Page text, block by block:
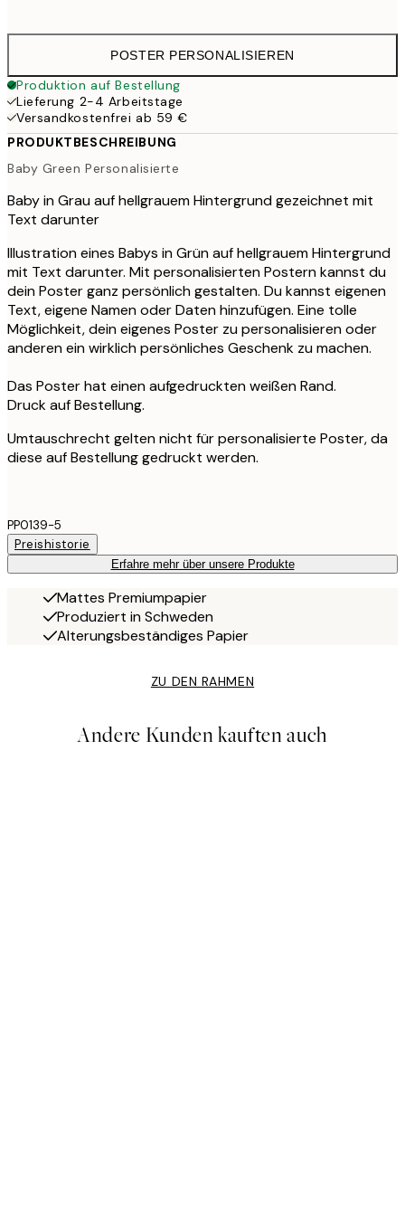
POSTER PERSONALISIEREN
Produktion auf Bestellung
Lieferung 2-4 Arbeitstage
Versandkostenfrei ab 59 €
PRODUKTBESCHREIBUNG
Baby Green Personalisierte
Baby in Grau auf hellgrauem Hintergrund gezeichnet mit
Text darunter
Illustration eines Babys in Grün auf hellgrauem Hintergrund
mit Text darunter. Mit personalisierten Postern kannst du
dein Poster ganz persönlich gestalten. Du kannst eigenen
Text, eigene Namen oder Daten hinzufügen. Eine tolle
Möglichkeit, dein eigenes Poster zu personalisieren oder
anderen ein wirklich persönliches Geschenk zu machen.
Das Poster hat einen aufgedruckten weißen Rand.
Druck auf Bestellung.
Umtauschrecht gelten nicht für personalisierte Poster, da
diese auf Bestellung gedruckt werden.
PP0139-5
Preishistorie
Erfahre mehr über unsere Produkte
Mattes Premiumpapier
Produziert in Schweden
Alterungsbeständiges Papier
ZU DEN RAHMEN
Andere Kunden kauften auch